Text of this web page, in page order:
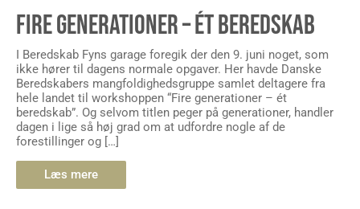
FIRE GENERATIONER – ÉT BEREDSKAB
I Beredskab Fyns garage foregik der den 9. juni noget, som
ikke hører til dagens normale opgaver. Her havde Danske
Beredskabers mangfoldighedsgruppe samlet deltagere fra
hele landet til workshoppen “Fire generationer – ét
beredskab”. Og selvom titlen peger på generationer, handler
dagen i lige så høj grad om at udfordre nogle af de
forestillinger og […]
Læs mere